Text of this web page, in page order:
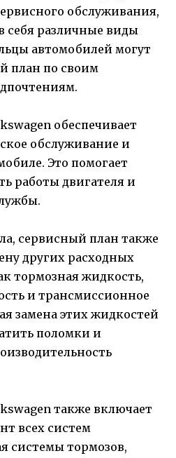
обслуживания,
себя различные виды
автомобилей могут
план по своим
обеспечивает
обслуживание и
Это помогает
работы двигателя и
сервисный план также
других расходных
тормозная жидкость,
и трансмиссионное
замена этих жидкостей
поломки и
также включает
всех систем
системы тормозов,